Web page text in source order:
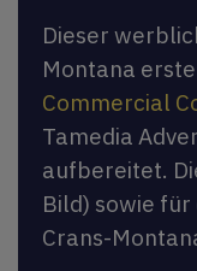
Dieser
Montana
Commercial
Tamedia
aufbereitet.
Bild) sowie
Crans-